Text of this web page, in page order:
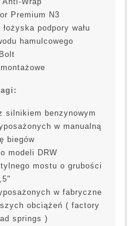
Premium N3
podpory wału
hamulcowego
silnikiem benzynowym
w manualną
biegów
modeli DRW
mostu o grubości
w fabryczne
obciążeń ( factory
springs )